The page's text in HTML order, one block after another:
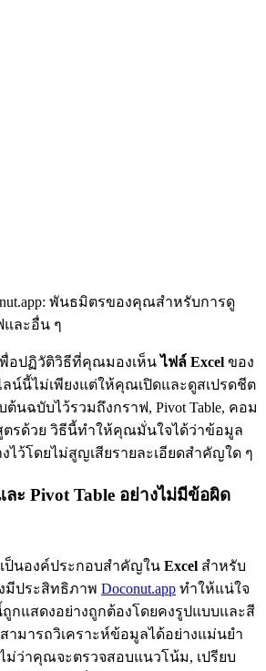
พันธมิตรของคุณสำหรับการดู
และอื่น ๆ
พื่อปฏิวัติวิธีที่คุณมองเห็นไฟล์ Excel ของ
น์นี้ไม่เพียงแต่ให้คุณเปิดและดูสเปรดชีต
นฉบับไว้รวมถึงกราฟ, Pivot Table, คอม
ตรด้วย วิธีนี้ทำให้คุณมั่นใจได้ว่าข้อมูล
ว้โดยไม่สูญเสียรายละเอียดสำคัญใด ๆ
ะ Pivot Table อย่างไม่มีข้อผิด
เป็นองค์ประกอบสำคัญใน Excel สำหรับ
มีประสิทธิภาพ Doconut.app ทำให้แน่ใจ
กแสดงอย่างถูกต้องโดยคงรูปแบบและสี
ามารถวิเคราะห์ข้อมูลได้อย่างแม่นยำ
ม่ว่าคุณจะตรวจสอบแนวโน้ม, เปรียบ